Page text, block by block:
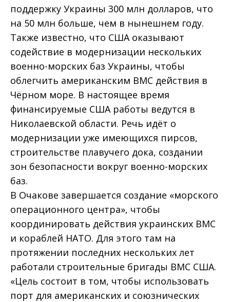
поддержку Украины 300 млн долларов, что
на 50 млн больше, чем в нынешнем году.
Также известно, что США оказывают
содействие в модернизации нескольких
военно-морских баз Украины, чтобы
облегчить американским ВМС действия в
Чёрном море. В настоящее время
финансируемые США работы ведутся в
Николаевской области. Речь идёт о
модернизации уже имеющихся пирсов,
строительстве плавучего дока, создании
зон безопасности вокруг военно-морских
баз.
В Очакове завершается создание «морского
операционного центра», чтобы
координировать действия украинских ВМС
и кораблей НАТО. Для этого там на
протяжении последних нескольких лет
работали строительные бригады ВМС США.
«Цель состоит в том, чтобы использовать
порт для американских и союзнических